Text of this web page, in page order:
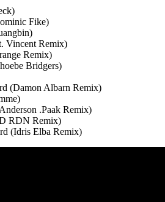
Fike)
Vincent Remix)
Remix)
Bridgers)
(Damon Albarn Remix)
.Paak Remix)
RDN Remix)
(Idris Elba Remix)